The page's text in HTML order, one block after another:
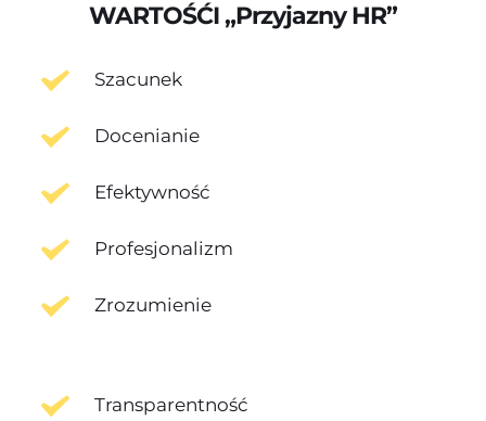
WARTOŚĆI „Przyjazny HR”
Szacunek
Docenianie
Efektywność
Profesjonalizm
Zrozumienie
Transparentność